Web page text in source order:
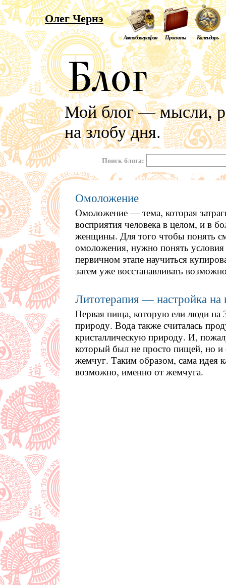
Олег Чернэ
Автобиография Проекты Календарь
Мой блог — мысли,
на злобу дня.
Поиск блога:
Омоложение
Омоложение — тема, которая
восприятия человека в целом, и в
женщины. Для того чтобы понять
омоложения, нужно понять условия
первичном этапе научиться
затем уже восстанавливать
Литотерапия — настройка на
Первая пища, которую ели люди на
природу. Вода также считалась
кристаллическую природу. И,
который был не просто пищей, но
жемчуг. Таким образом, сама идея
возможно, именно от жемчуга.